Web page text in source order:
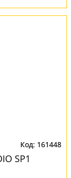
161448
SP1